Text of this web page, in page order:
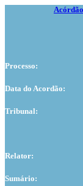
Processo:
Data do Acordão:
Tribunal:
Relator:
Sumário: